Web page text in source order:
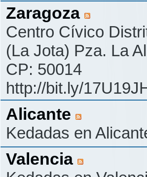
Zaragoza
Centro Cívico
(La Jota) Pza. La
CP: 50014
http://bit.ly/
Alicante
Kedadas en
Valencia